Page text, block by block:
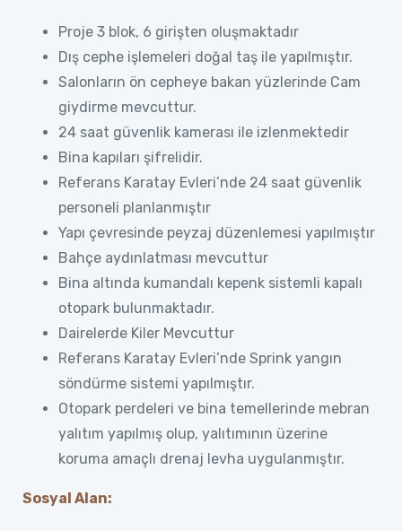
Proje 3 blok, 6 girişten oluşmaktadır
Dış cephe işlemeleri doğal taş ile yapılmıştır.
Salonların ön cepheye bakan yüzlerinde Cam
giydirme mevcuttur.
24 saat güvenlik kamerası ile izlenmektedir
Bina kapıları şifrelidir.
Referans Karatay Evleri’nde 24 saat güvenlik
personeli planlanmıştır
Yapı çevresinde peyzaj düzenlemesi yapılmıştır
Bahçe aydınlatması mevcuttur
Bina altında kumandalı kepenk sistemli kapalı
otopark bulunmaktadır.
Dairelerde Kiler Mevcuttur
Referans Karatay Evleri’nde Sprink yangın
söndürme sistemi yapılmıştır.
Otopark perdeleri ve bina temellerinde mebran
yalıtım yapılmış olup, yalıtımının üzerine
koruma amaçlı drenaj levha uygulanmıştır.
Sosyal Alan: